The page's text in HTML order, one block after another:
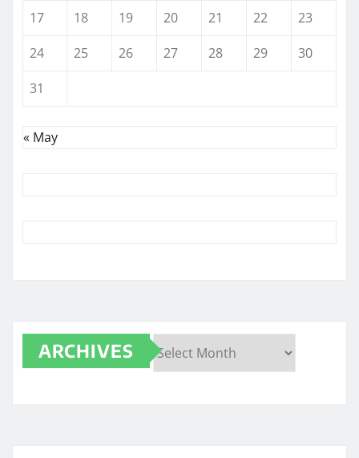
17
18 19 20 21 22
23
24
25 26 27 28 29
30
31
« May
ARCHIVES